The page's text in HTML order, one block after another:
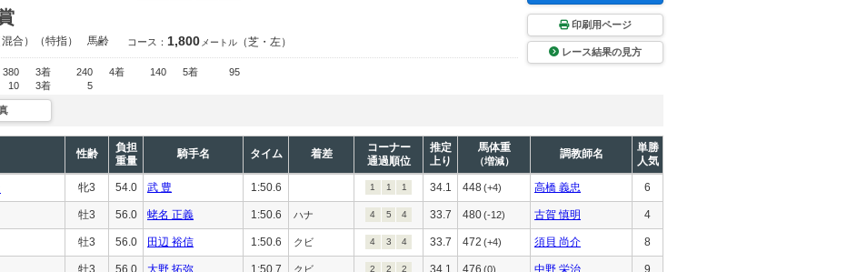
混合）（特指） 馬齢 コース： 1,800 メートル （芝・左）
380 3着 240 4着 140 5着
95
10 3着 5
印刷用ページ
レース結果の見方
性齢
負担
重量
騎手名 タイム 着差
コーナー
通過順位
推定
上り
馬体重
（増減）
調教師名
単勝
人気
牝3 54.0 武 豊 1:50.6 1 1 1 34.1 448(+4) 高橋 義忠 6
牡3 56.0 蛯名 正義 1:50.6 ハナ 4 5 4 33.7 480(-12) 古賀 慎明 4
牡3 56.0 田辺 裕信 1:50.6 クビ 4 3 4 33.7 472 (+4) 須貝 尚介 8
牡3 56.0 大野 拓弥 1:50.7 クビ 2 2 2 34.1 476 (0) 中野 栄治 9